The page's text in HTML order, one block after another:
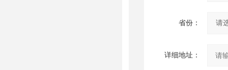
省份：
详细地址：